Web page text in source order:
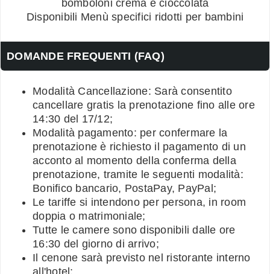
bomboloni crema e cioccolata
Disponibili Menù specifici ridotti per bambini
DOMANDE FREQUENTI (FAQ)
Modalità Cancellazione: Sarà consentito
cancellare gratis la prenotazione fino alle ore
14:30 del 17/12;
Modalità pagamento: per confermare la
prenotazione è richiesto il pagamento di un
acconto al momento della conferma della
prenotazione, tramite le seguenti modalità:
Bonifico bancario, PostaPay, PayPal;
Le tariffe si intendono per persona, in room
doppia o matrimoniale;
Tutte le camere sono disponibili dalle ore
16:30 del giorno di arrivo;
Il cenone sarà previsto nel ristorante interno
all'hotel;